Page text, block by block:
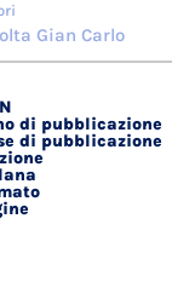
Gian Carlo
di pubblicazione
di pubblicazione